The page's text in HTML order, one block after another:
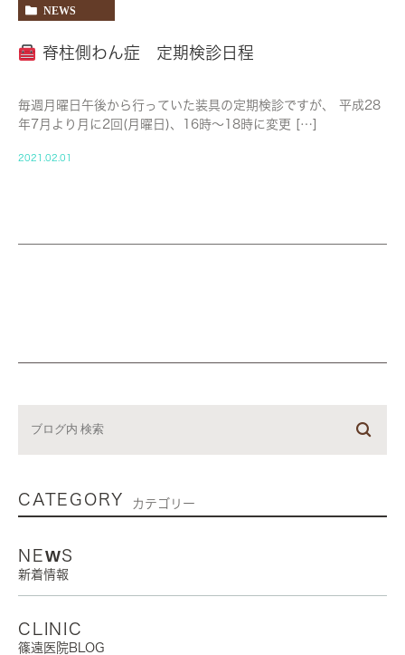
NEWS
脊柱側わん症 定期検診日程
毎週月曜日午後から行っていた装具の定期検診ですが、 平成28
年7月より月に2回(月曜日)、16時〜18時に変更 […]
2021.02.01
CATEGORY カテゴリー
NEWS
新着情報
CLINIC
篠遠医院BLOG